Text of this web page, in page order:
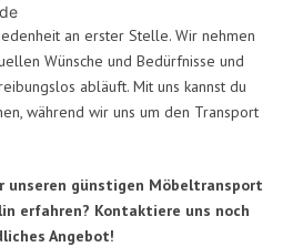
an erster Stelle. Wir nehmen
Wünsche und Bedürfnisse und
abläuft. Mit uns kannst du
während wir uns um den Transport
unseren günstigen Möbeltransport
erfahren? Kontaktiere uns noch
Angebot!